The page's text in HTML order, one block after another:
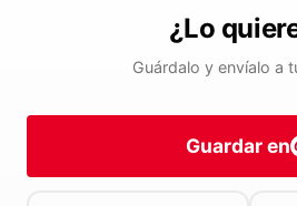
¿Lo
Guárdalo y envíalo a
Guardar en